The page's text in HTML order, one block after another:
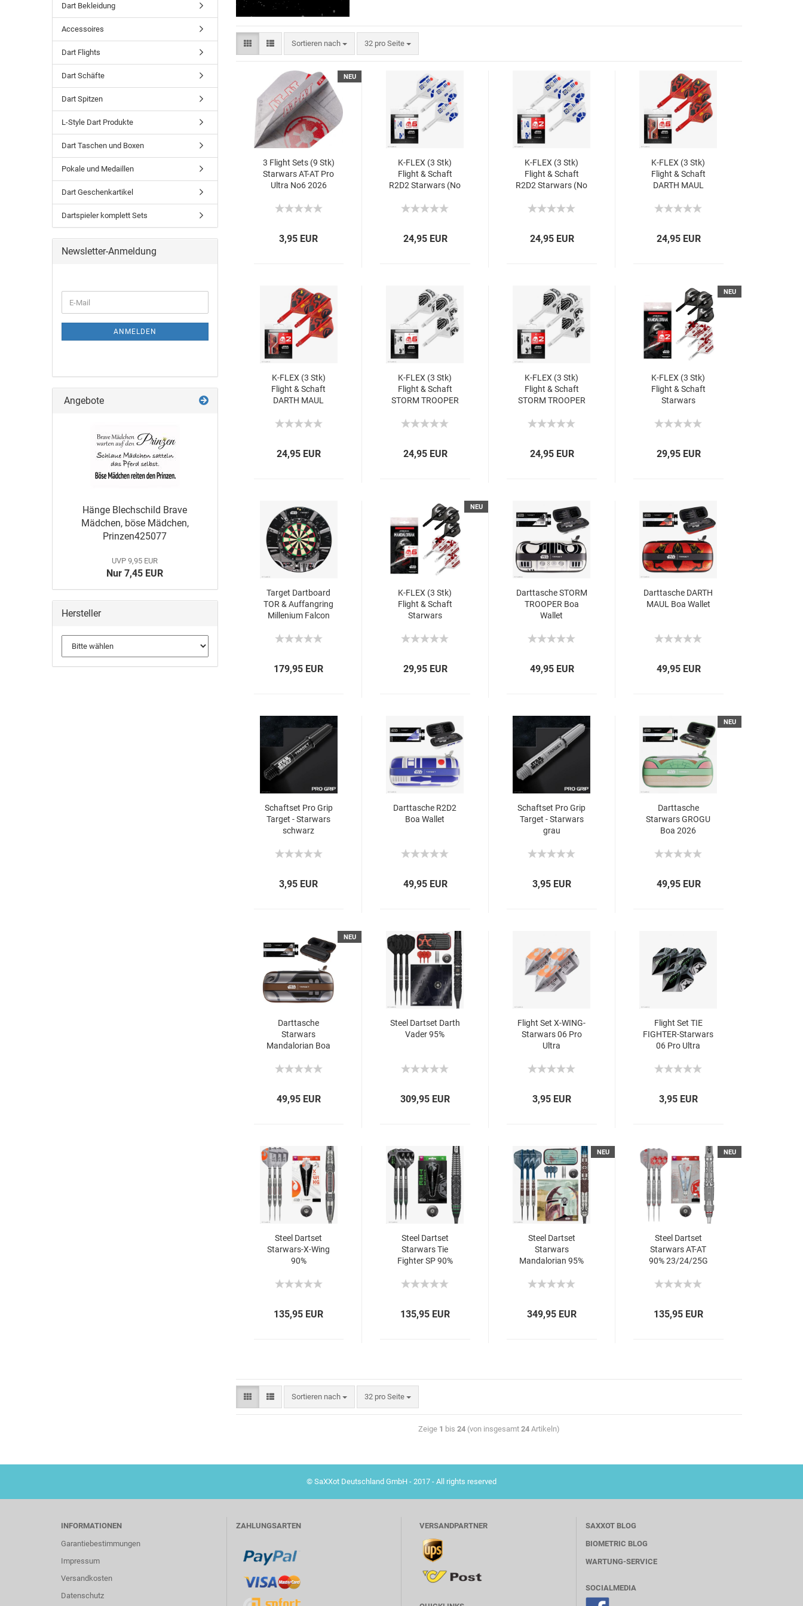
Sortieren nach 32 pro Seite
NEU
3 Flight Sets (9 Stk)
Starwars AT-AT Pro
Ultra No6 2026
3,95 EUR
K-FLEX (3 Stk)
Flight & Schaft
R2D2 Starwars (No
24,95 EUR
K-FLEX (3 Stk)
Flight & Schaft
R2D2 Starwars (No
24,95 EUR
K-FLEX (3 Stk)
Flight & Schaft
DARTH MAUL
24,95 EUR
K-FLEX (3 Stk)
Flight & Schaft
DARTH MAUL
24,95 EUR
K-FLEX (3 Stk)
Flight & Schaft
STORM TROOPER
24,95 EUR
K-FLEX (3 Stk)
Flight & Schaft
STORM TROOPER
24,95 EUR
NEU
K-FLEX (3 Stk)
Flight & Schaft
Starwars
Gift Set 2026
29,95 EUR
Target Dartboard
TOR & Auffangring
Millenium Falcon
179,95 EUR
NEU
K-FLEX (3 Stk)
Flight & Schaft
Starwars
Gift Set 2026
29,95 EUR
Darttasche STORM
TROOPER Boa
Wallet
49,95 EUR
Darttasche DARTH
MAUL Boa Wallet
49,95 EUR
Schaftset Pro Grip
Target - Starwars
schwarz
3,95 EUR
Darttasche R2D2
Boa Wallet
49,95 EUR
Schaftset Pro Grip
Target - Starwars
grau
3,95 EUR
NEU
Darttasche
Starwars GROGU
Boa 2026
49,95 EUR
NEU
Darttasche
Starwars
Mandalorian Boa
49,95 EUR
Steel Dartset Darth
Vader 95%
309,95 EUR
Flight Set X-WING-
Starwars 06 Pro
Ultra
3,95 EUR
Flight Set TIE
FIGHTER-Starwars
06 Pro Ultra
3,95 EUR
Steel Dartset
Starwars-X-Wing
90%
135,95 EUR
Steel Dartset
Starwars Tie
Fighter SP 90%
135,95 EUR
NEU
Steel Dartset
Starwars
Mandalorian 95%
349,95 EUR
NEU
Steel Dartset
Starwars AT-AT
90% 23/24/25G
135,95 EUR
Sortieren nach 32 pro Seite
Zeige 1 bis 24(von insgesamt 24Artikeln)
Dart Bekleidung
Accessoires
Dart Flights
Dart Schäfte
Dart Spitzen
L-Style Dart Produkte
Dart Taschen und Boxen
Pokale und Medaillen
Dart Geschenkartikel
Dartspieler komplett Sets
Newsletter-Anmeldung
ANMELDEN
Angebote
Hänge Blechschild Brave
Mädchen, böse Mädchen,
Prinzen425077
UVP 9,95 EUR
Nur 7,45 EUR
Hersteller
© SaXXot Deutschland GmbH - 2017 - All rights reserved
INFORMATIONEN
Garantiebestimmungen
Impressum
Versandkosten
Datenschutz
ZAHLUNGSARTEN VERSANDPARTNER
SAXXOT BLOG
BIOMETRIC BLOG
WARTUNG-SERVICE
SOCIALMEDIA